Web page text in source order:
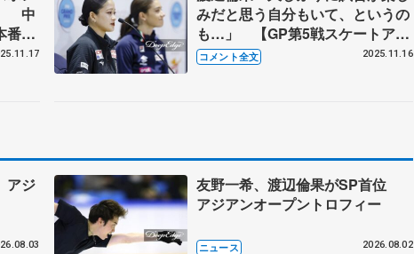
中
番に
5戦
みだと思う自分もいて、というの
も…」 【GP第5戦スケートアメ
リカ・女子SP】
コメント全文 2025.11.16
アジ
友野一希、渡辺倫果がSP首位
アジアンオープントロフィー
ニュース 2026.08.02